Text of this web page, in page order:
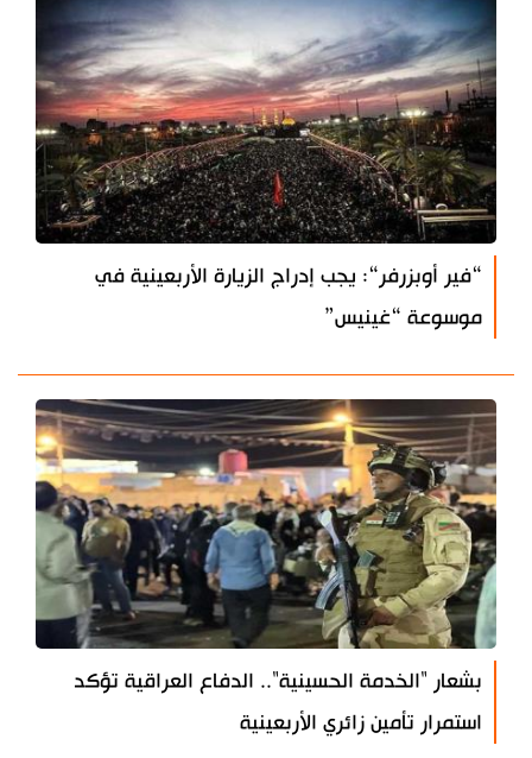
“فير أوبزرفر“: يجب إدراج الزيارة الأربعينية في
موسوعة “غينيس”
بشعار "الخدمة الحسينية".. الدفاع العراقية تؤكد
استمرار تأمين زائري الأربعينية